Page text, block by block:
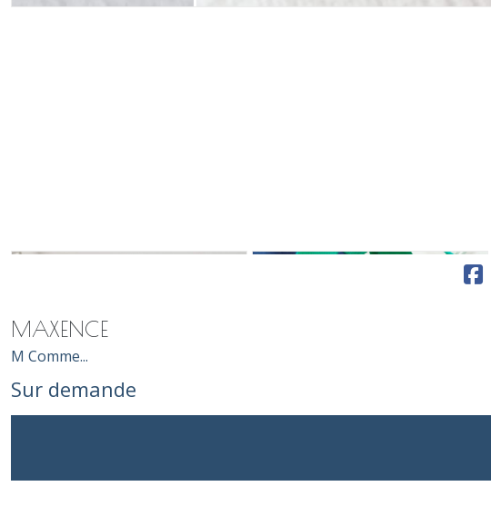
MAXENCE
M Comme...
Sur demande